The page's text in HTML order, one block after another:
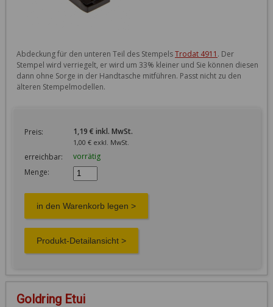
Abdeckung für den unteren Teil des Stempels Trodat 4911 . Der
Stempel wird verriegelt, er wird um 33% kleiner und Sie können diesen
dann ohne Sorge in der Handtasche mitführen. Passt nicht zu den
Preis: 1,19 € inkl. MwSt.
1,00 € exkl. MwSt.
erreichbar:
vorrätig
Menge:
Goldring Etui